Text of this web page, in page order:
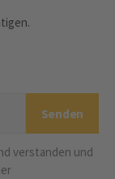
verstanden und